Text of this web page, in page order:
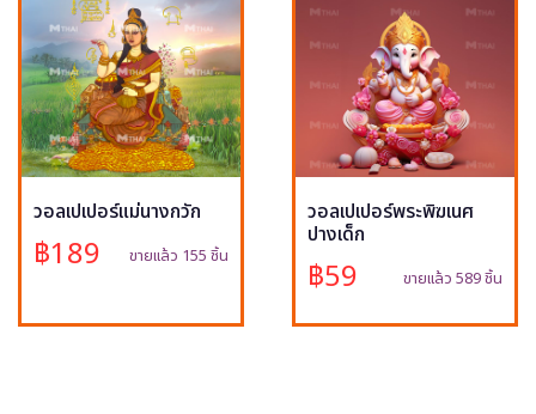
วอลเปเปอร์แม่นางกวัก
฿189 ขายแล้ว 155 ชิ้น
วอลเปเปอร์พระพิฆเนศ
ปางเด็ก
฿59 ขายแล้ว 589 ชิ้น